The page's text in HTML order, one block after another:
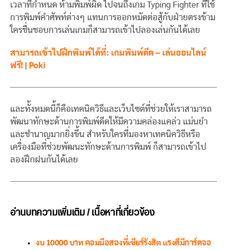
เวลาที่กำหนด ห้ามพิมพ์ผิด ไปจนถึงเกม Typing Fighter ที่ใช้
การพิมพ์คำศัพท์ต่างๆ แทนการออกหมัดต่อสู้กับฝ่ายตรงข้าม
ใครชื่นชอบการเล่นเกมก็สามารถเข้าไปลองเล่นกันได้เลย
สามารถเข้าไปฝึกพิมพ์ได้ที่: เกมพิมพ์ดีด – เล่นออนไลน์
ฟรี! | Poki
และทั้งหมดนี้ก็คือเทคนิควิธีและเว็บไซต์ที่ช่วยให้เราสามารถ
พัฒนาทักษะด้านการพิมพ์ดีดให้มีความคล่องแคล่ว แม่นยำ
และชำนาญมากยิ่งขึ้น สำหรับใครที่มองหาเทคนิควิธีหรือ
เครื่องมือที่ช่วยพัฒนะทักษะด้านการพิมพ์ ก็สามารถเข้าไป
ลองฝึกฝนกันได้เลย
อ่านบทความเพิ่มเติม / เนื้อหาที่เกี่ยวข้อง
งบ 10000 บาท คอมมือสองที่เซียร์รังสิต แรงดีมีการ์ดจอ